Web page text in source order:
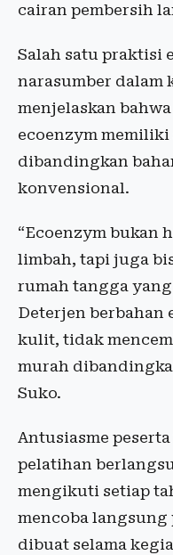
cairan pembersih
Salah satu praktisi
narasumber dalam
menjelaskan
ecoenzym
dibandingkan
konvensional.
“Ecoenzym bukan
limbah, tapi juga
rumah tangga
Deterjen berbahan
kulit, tidak
murah
Suko.
Antusiasme
pelatihan
mengikuti setiap
mencoba
dibuat selama